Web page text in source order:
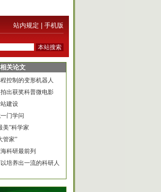
站内规定 手机版
相关论文
控制的变形机器人
出获奖科普微电影
建设
门学问
美”科学家
管家”
科研最前列
培养出一流的科研人